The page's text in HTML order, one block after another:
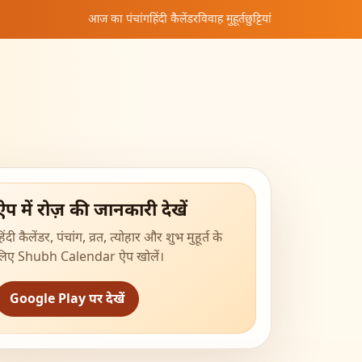
आज का पंचांगहिंदी कैलेंडरविवाह मुहूर्तछुट्टियां
में रोज़ की जानकारी देखें
कैलेंडर, पंचांग, व्रत, त्योहार और शुभ मुहूर्त के
Shubh Calendar ऐप खोलें।
Google Play पर देखें